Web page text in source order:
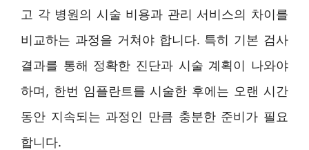
고 각 병원의 시술 비용과 관리 서비스의 차이를
비교하는 과정을 거쳐야 합니다. 특히 기본 검사
결과를 통해 정확한 진단과 시술 계획이 나와야
하며, 한번 임플란트를 시술한 후에는 오랜 시간
동안 지속되는 과정인 만큼 충분한 준비가 필요
합니다.